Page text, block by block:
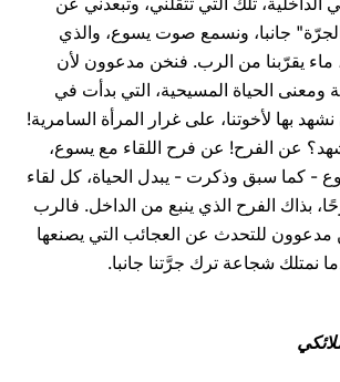
جانبا، ونسمع صوت يسوع، والذي
ماء يقرّبنا من الرب. فنخن مدعوون لأن
ومعنى الحياة المسيحية، التي بدأت في
بها لأخوتنا، على غرار المرأة السامرية!
عن الفرح! عن فرح اللقاء مع يسوع،
- كما سبق وذكرت - يبدل الحياة، كل لقاء
بذاك الفرح الذي ينبع من الداخل. فالرب
مدعوون للتحدث عن العجائب التي يصنعها
نمتلك شجاعة ترك جرَّتنا جانبا.